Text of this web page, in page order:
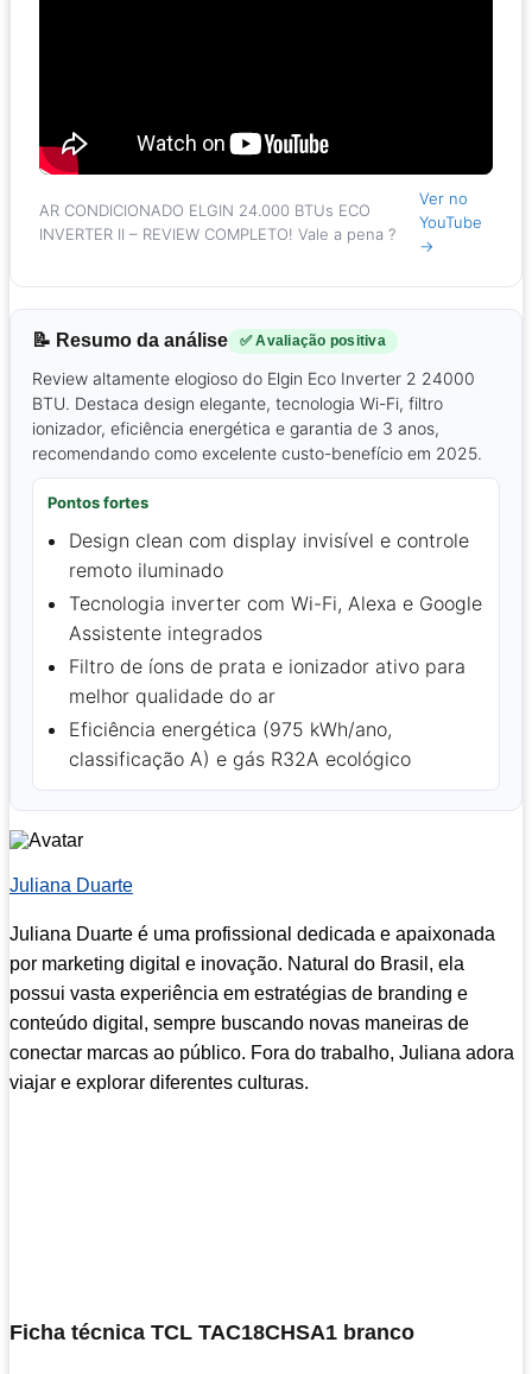
AR CONDICIONADO ELGIN 24.000 BTUs ECO
INVERTER II – REVIEW COMPLETO! Vale a pena ?
Ver no
YouTube
→
📝 Resumo da análise ✅ Avaliação positiva
Review altamente elogioso do Elgin Eco Inverter 2 24000
BTU. Destaca design elegante, tecnologia Wi-Fi, filtro
ionizador, eficiência energética e garantia de 3 anos,
recomendando como excelente custo-benefício em 2025.
Pontos fortes
Design clean com display invisível e controle
remoto iluminado
Tecnologia inverter com Wi-Fi, Alexa e Google
Assistente integrados
Filtro de íons de prata e ionizador ativo para
melhor qualidade do ar
Eficiência energética (975 kWh/ano,
classificação A) e gás R32A ecológico
Juliana Duarte
Juliana Duarte é uma profissional dedicada e apaixonada
por marketing digital e inovação. Natural do Brasil, ela
possui vasta experiência em estratégias de branding e
conteúdo digital, sempre buscando novas maneiras de
conectar marcas ao público. Fora do trabalho, Juliana adora
viajar e explorar diferentes culturas.
Ficha técnica TCL TAC18CHSA1 branco